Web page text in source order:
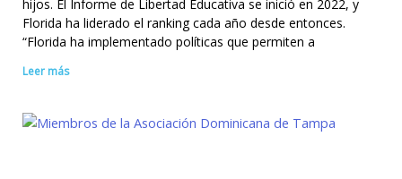
hijos. El Informe de Libertad Educativa se inició en 2022, y
Florida ha liderado el ranking cada año desde entonces.
“Florida ha implementado políticas que permiten a
Leer más